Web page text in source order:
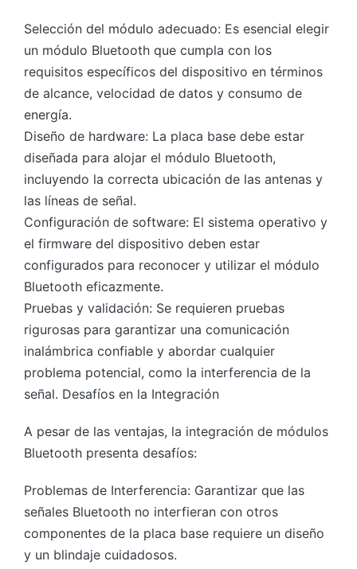
Selección del módulo adecuado: Es esencial elegir
un módulo Bluetooth que cumpla con los
requisitos específicos del dispositivo en términos
de alcance, velocidad de datos y consumo de
energía.
Diseño de hardware: La placa base debe estar
diseñada para alojar el módulo Bluetooth,
incluyendo la correcta ubicación de las antenas y
las líneas de señal.
Configuración de software: El sistema operativo y
el firmware del dispositivo deben estar
configurados para reconocer y utilizar el módulo
Bluetooth eficazmente.
Pruebas y validación: Se requieren pruebas
rigurosas para garantizar una comunicación
inalámbrica confiable y abordar cualquier
problema potencial, como la interferencia de la
señal. Desafíos en la Integración
A pesar de las ventajas, la integración de módulos
Bluetooth presenta desafíos:
Problemas de Interferencia: Garantizar que las
señales Bluetooth no interfieran con otros
componentes de la placa base requiere un diseño
y un blindaje cuidadosos.